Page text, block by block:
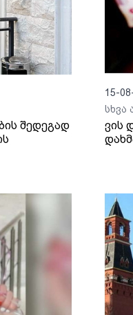
შედეგად
15-
სხვა
ვის